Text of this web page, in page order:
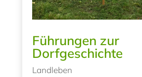
Führungen zur
Dorfgeschichte
Landleben